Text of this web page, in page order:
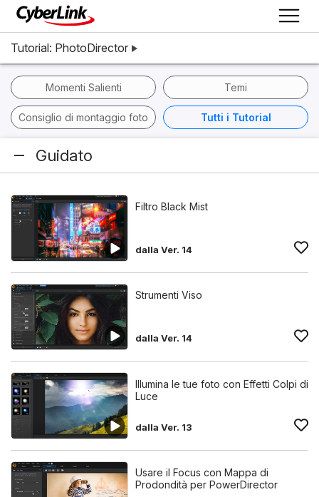
Tutorial: PhotoDirector
Momenti Salienti Temi
Consiglio di montaggio foto Tutti i Tutorial
Guidato
Filtro Black Mist
dalla Ver. 14
Strumenti Viso
dalla Ver. 14
Illumina le tue foto con Effetti Colpi di
Luce
dalla Ver. 13
Usare il Focus con Mappa di
Prodondità per PowerDirector